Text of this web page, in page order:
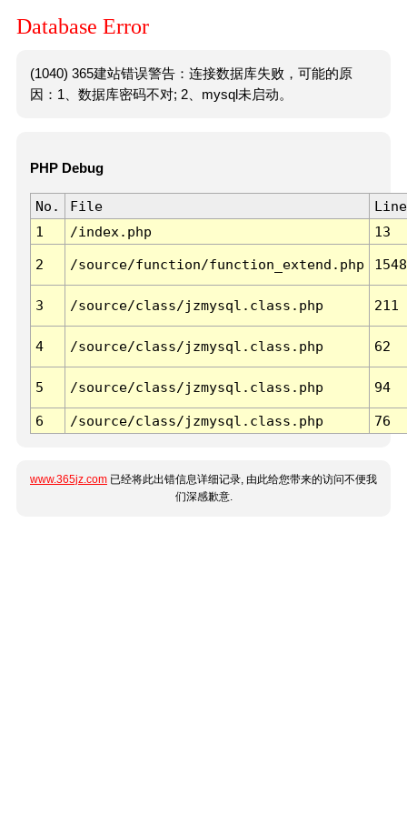
Database Error
(1040) 365建站错误警告：连接数据库失败，可能的原
因：1、数据库密码不对; 2、mysql未启动。
PHP Debug
No. File
Line
1
/index.php 13
2 /source/function/function_extend.php 1548
3 /source/class/jzmysql.class.php 211
4 /source/class/jzmysql.class.php 62
5 /source/class/jzmysql.class.php 94
6 /source/class/jzmysql.class.php 76
www.365jz.com 已经将此出错信息详细记录, 由此给您带来的访问不便我
们深感歉意.